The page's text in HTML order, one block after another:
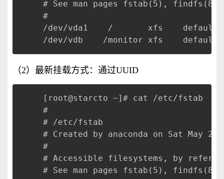
# See man pages fstab(5),
#
/dev/vda1    /       xfs    defaults
（2）最新挂载方式：通过UUID
[root@starcto ~]# cat /etc/fstab
#
# /etc/fstab
# Created by anaconda on Sat May 25
#
# Accessible filesystems, by
# See man pages fstab(5),